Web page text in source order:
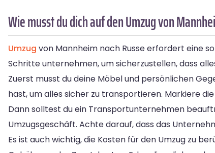
Wie musst du dich auf den Umzug von
Umzug von Mannheim nach Russe erfordert eine
Schritte unternehmen, um sicherzustellen, dass
Zuerst musst du deine Möbel und persönlichen
hast, um alles sicher zu transportieren. Markiere
Dann solltest du ein Transportunternehmen
Umzugsgeschäft. Achte darauf, dass das
Es ist auch wichtig, die Kosten für den Umzug zu